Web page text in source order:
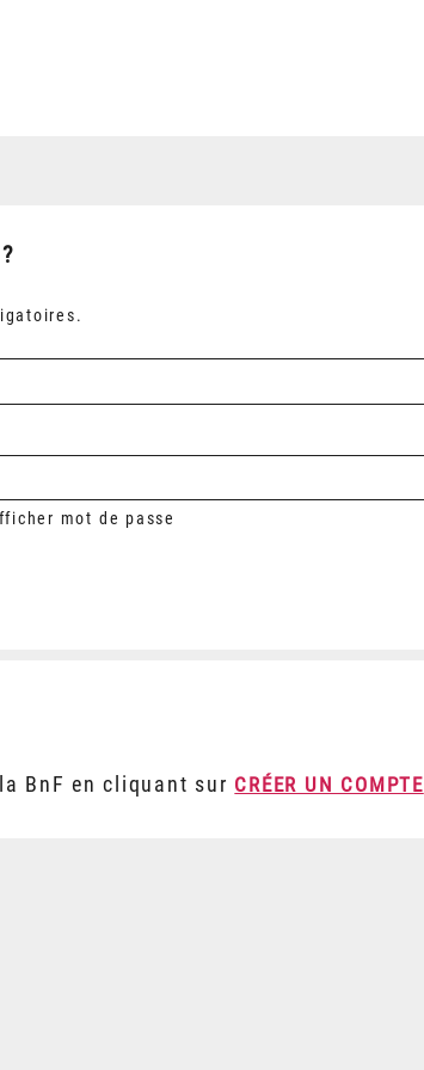
mot de passe
BnF en cliquant sur CRÉER UN COMPTE